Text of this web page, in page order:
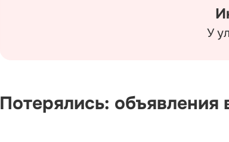
У
Потерялись: объявления